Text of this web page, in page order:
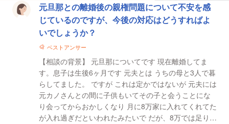
法律相談一覧元旦那との離婚後の親権問題について不安を感
じているのですが、今後の対応はどうすればよ
いでしょうか？
ベストアンサー
【相談の背景】 元旦那についてです 現在離婚してま
す。息子は生後6ヶ月です 元夫とは うちの母と3人で暮
らしてました。 ですが これは定かではないが 元夫には
元カノさんとの間に子供もいてその子と会うことにな
り会ってからおかしくなり 月に8万家に入れてくれてた
が入れ過ぎだといわれたみたいで だが、8万では足りな